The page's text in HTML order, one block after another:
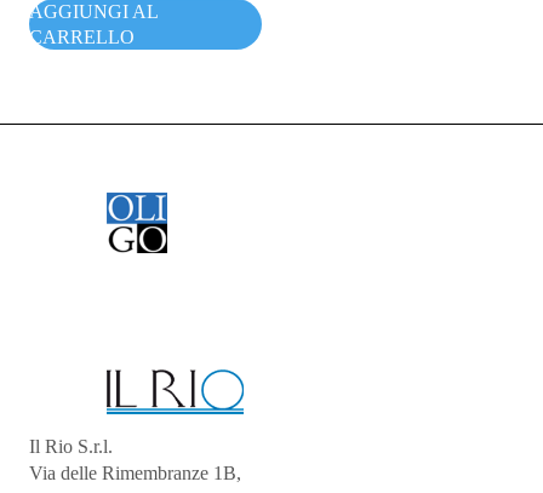
AGGIUNGI AL
CARRELLO
Il Rio S.r.l.
Via delle Rimembranze 1B,